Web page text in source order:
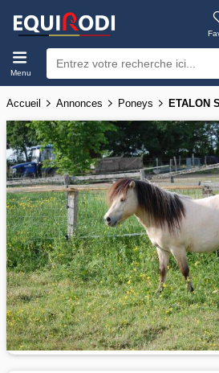
Menu
Accueil Annonces Poneys ETALON